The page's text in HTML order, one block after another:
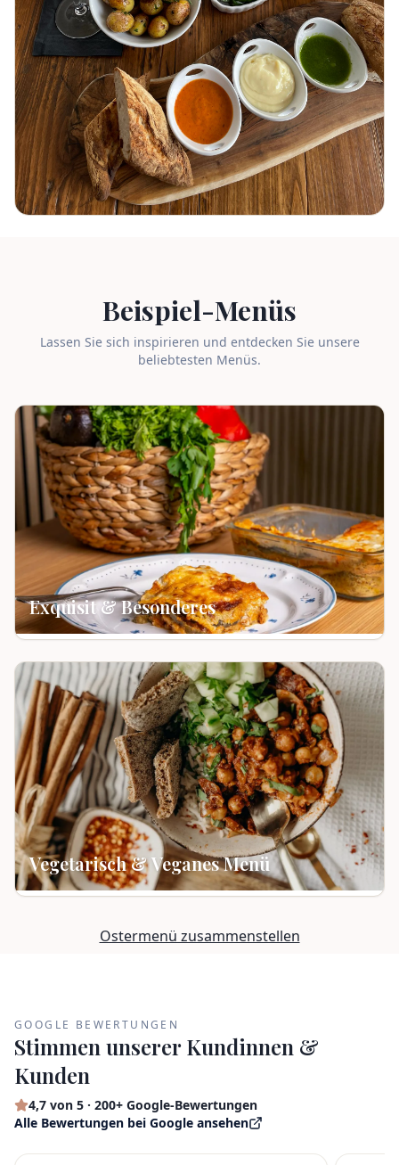
Beispiel-Menüs
Lassen Sie sich inspirieren und entdecken Sie unsere
beliebtesten Menüs.
Exquisit & Besonderes
Vegetarisch & Veganes Menü
Ostermenü zusammenstellen
GOOGLE BEWERTUNGEN
Stimmen unserer Kundinnen &
Kunden
4,7 von 5 · 200+ Google-Bewertungen
Alle Bewertungen bei Google ansehen